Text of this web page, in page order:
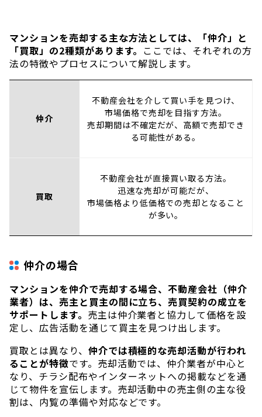
マンションを売却する主な方法としては、「仲介」と
「買取」の2種類があります。 ここでは、それぞれの方
法の特徴やプロセスについて解説します。
仲介
不動産会社を介して買い手を見つけ、
市場価格で売却を目指す方法。
売却期間は不確定だが、高額で売却でき
る可能性がある。
買取
不動産会社が直接買い取る方法。
迅速な売却が可能だが、
市場価格より低価格での売却となること
が多い。
仲介の場合
マンションを仲介で売却する場合、不動産会社（仲介
業者）は、売主と買主の間に立ち、売買契約の成立を
サポートします。 売主は仲介業者と協力して価格を設
定し、広告活動を通じて買主を見つけ出します。
買取とは異なり、 仲介では積極的な売却活動が行われ
ることが特徴です。売却活動では、仲介業者が中心と
なり、チラシ配布やインターネットへの掲載などを通
じて物件を宣伝します。売却活動中の売主側の主な役
割は、内覧の準備や対応などです。